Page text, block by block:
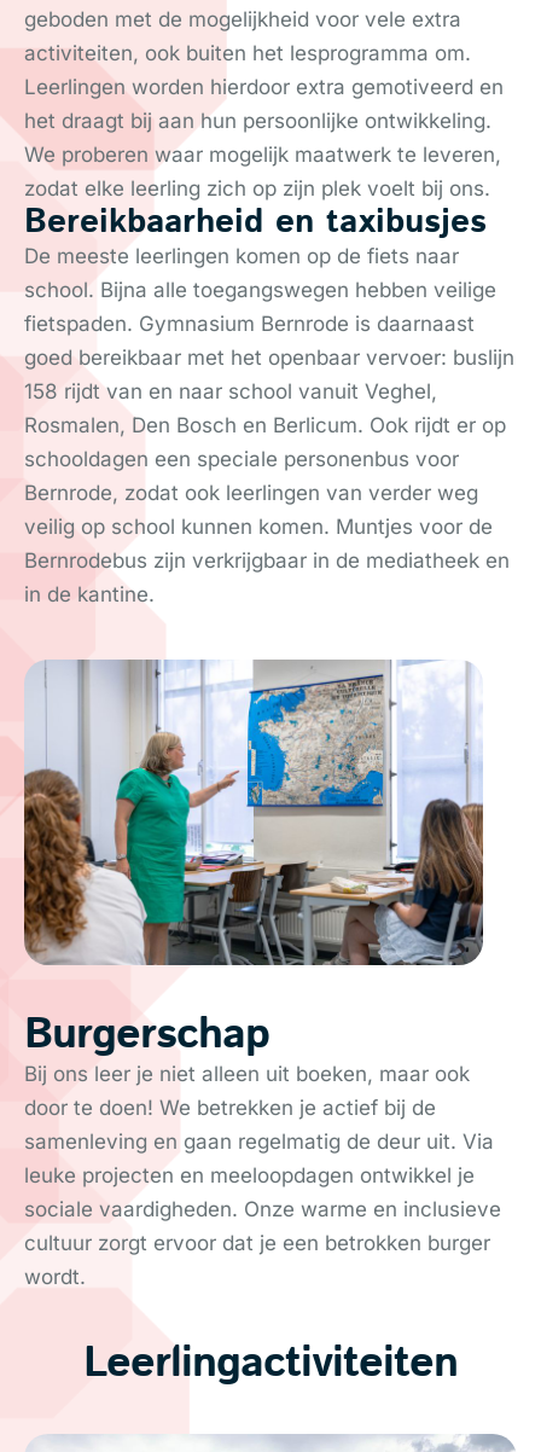
geboden met de mogelijkheid voor vele extra
activiteiten, ook buiten het lesprogramma om.
Leerlingen worden hierdoor extra gemotiveerd en
het draagt bij aan hun persoonlijke ontwikkeling.
We proberen waar mogelijk maatwerk te leveren,
zodat elke leerling zich op zijn plek voelt bij ons.
Bereikbaarheid en taxibusjes
De meeste leerlingen komen op de fiets naar
school. Bijna alle toegangswegen hebben veilige
fietspaden. Gymnasium Bernrode is daarnaast
goed bereikbaar met het openbaar vervoer: buslijn
158 rijdt van en naar school vanuit Veghel,
Rosmalen, Den Bosch en Berlicum. Ook rijdt er op
schooldagen een speciale personenbus voor
Bernrode, zodat ook leerlingen van verder weg
veilig op school kunnen komen. Muntjes voor de
Bernrodebus zijn verkrijgbaar in de mediatheek en
in de kantine.
Burgerschap
Bij ons leer je niet alleen uit boeken, maar ook
door te doen! We betrekken je actief bij de
samenleving en gaan regelmatig de deur uit. Via
leuke projecten en meeloopdagen ontwikkel je
sociale vaardigheden. Onze warme en inclusieve
cultuur zorgt ervoor dat je een betrokken burger
wordt.
Leerlingactiviteiten